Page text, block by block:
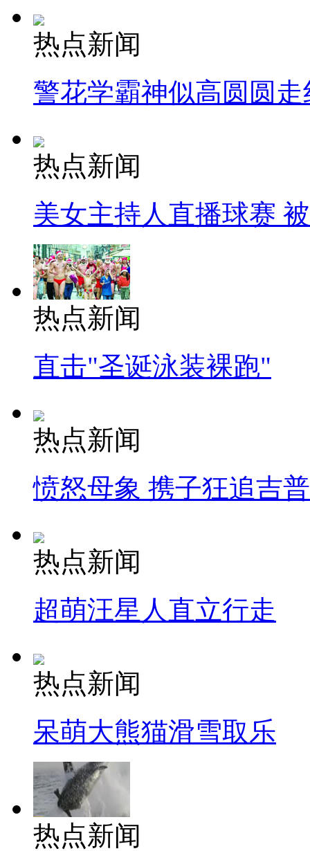
热点新闻
警花学霸神似高圆圆走
热点新闻
美女主持人直播球赛
热点新闻
直击"圣诞泳装裸跑"
热点新闻
愤怒母象 携子狂追吉
热点新闻
超萌汪星人直立行走
热点新闻
呆萌大熊猫滑雪取乐
热点新闻